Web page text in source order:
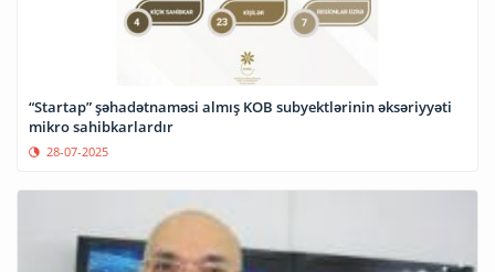
“Startap” şəhadətnaməsi almış KOB subyektlərinin əksəriyyəti
mikro sahibkarlardır
28-07-2025